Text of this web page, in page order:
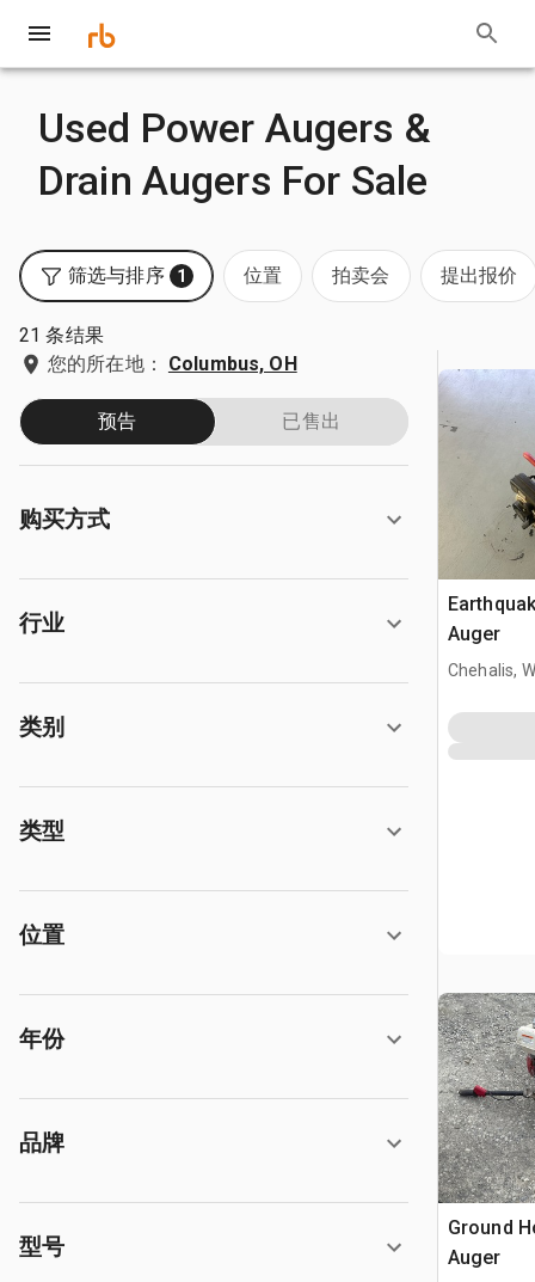
Used Power Augers &
Drain Augers For Sale
筛选与排序 1 位置 拍卖会 提出报价
21 条结果
您的所在地：
Columbus, OH
预告 已售出
购买方式
行业
类别
类型
位置
年份
品牌
型号
Auger
Chehalis,
Ground
Auger